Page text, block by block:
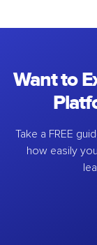
Want to
Take a FREE
how easily